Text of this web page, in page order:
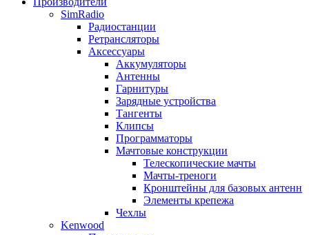
SimRadio
Радиостанции
Ретрансляторы
Аксессуары
Аккумуляторы
Антенны
Гарнитуры
Зарядные устройства
Тангенты
Клипсы
Программаторы
Мачтовые конструкции
Телескопические мачты
Мачты-треноги
Кронштейны для базовых антенн
Элементы крепежа
Чехлы
Kenwood